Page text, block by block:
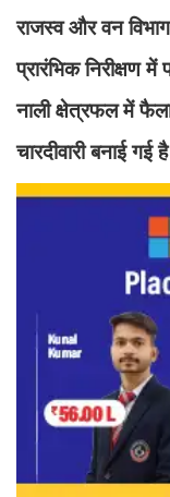
राजस्व और वन
प्रारंभिक निरीक्षण
नाली क्षेत्रफल में
चारदीवारी बनाई गई